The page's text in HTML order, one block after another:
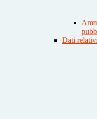
Dati